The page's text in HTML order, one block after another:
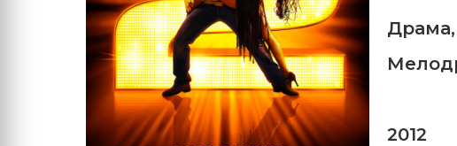
Драма,
2012